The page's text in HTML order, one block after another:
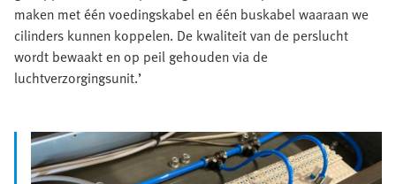
maken met één voedingskabel en één buskabel waaraan we
cilinders kunnen koppelen. De kwaliteit van de perslucht
wordt bewaakt en op peil gehouden via de
luchtverzorgingsunit.’